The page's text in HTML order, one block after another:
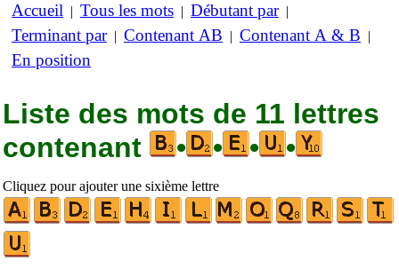
Accueil | Tous les mots | Débutant par|
Terminant par| Contenant AB | Contenant A & B |
En position
Liste des mots de 11 lettres
contenant
• • • •
Cliquez pour ajouter une sixième lettre